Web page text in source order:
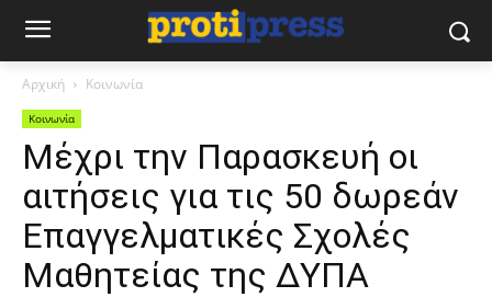
Αρχική Κοινωνία
Κοινωνία
Μέχρι την Παρασκευή οι
αιτήσεις για τις 50 δωρεάν
Επαγγελματικές Σχολές
Μαθητείας της ΔΥΠΑ